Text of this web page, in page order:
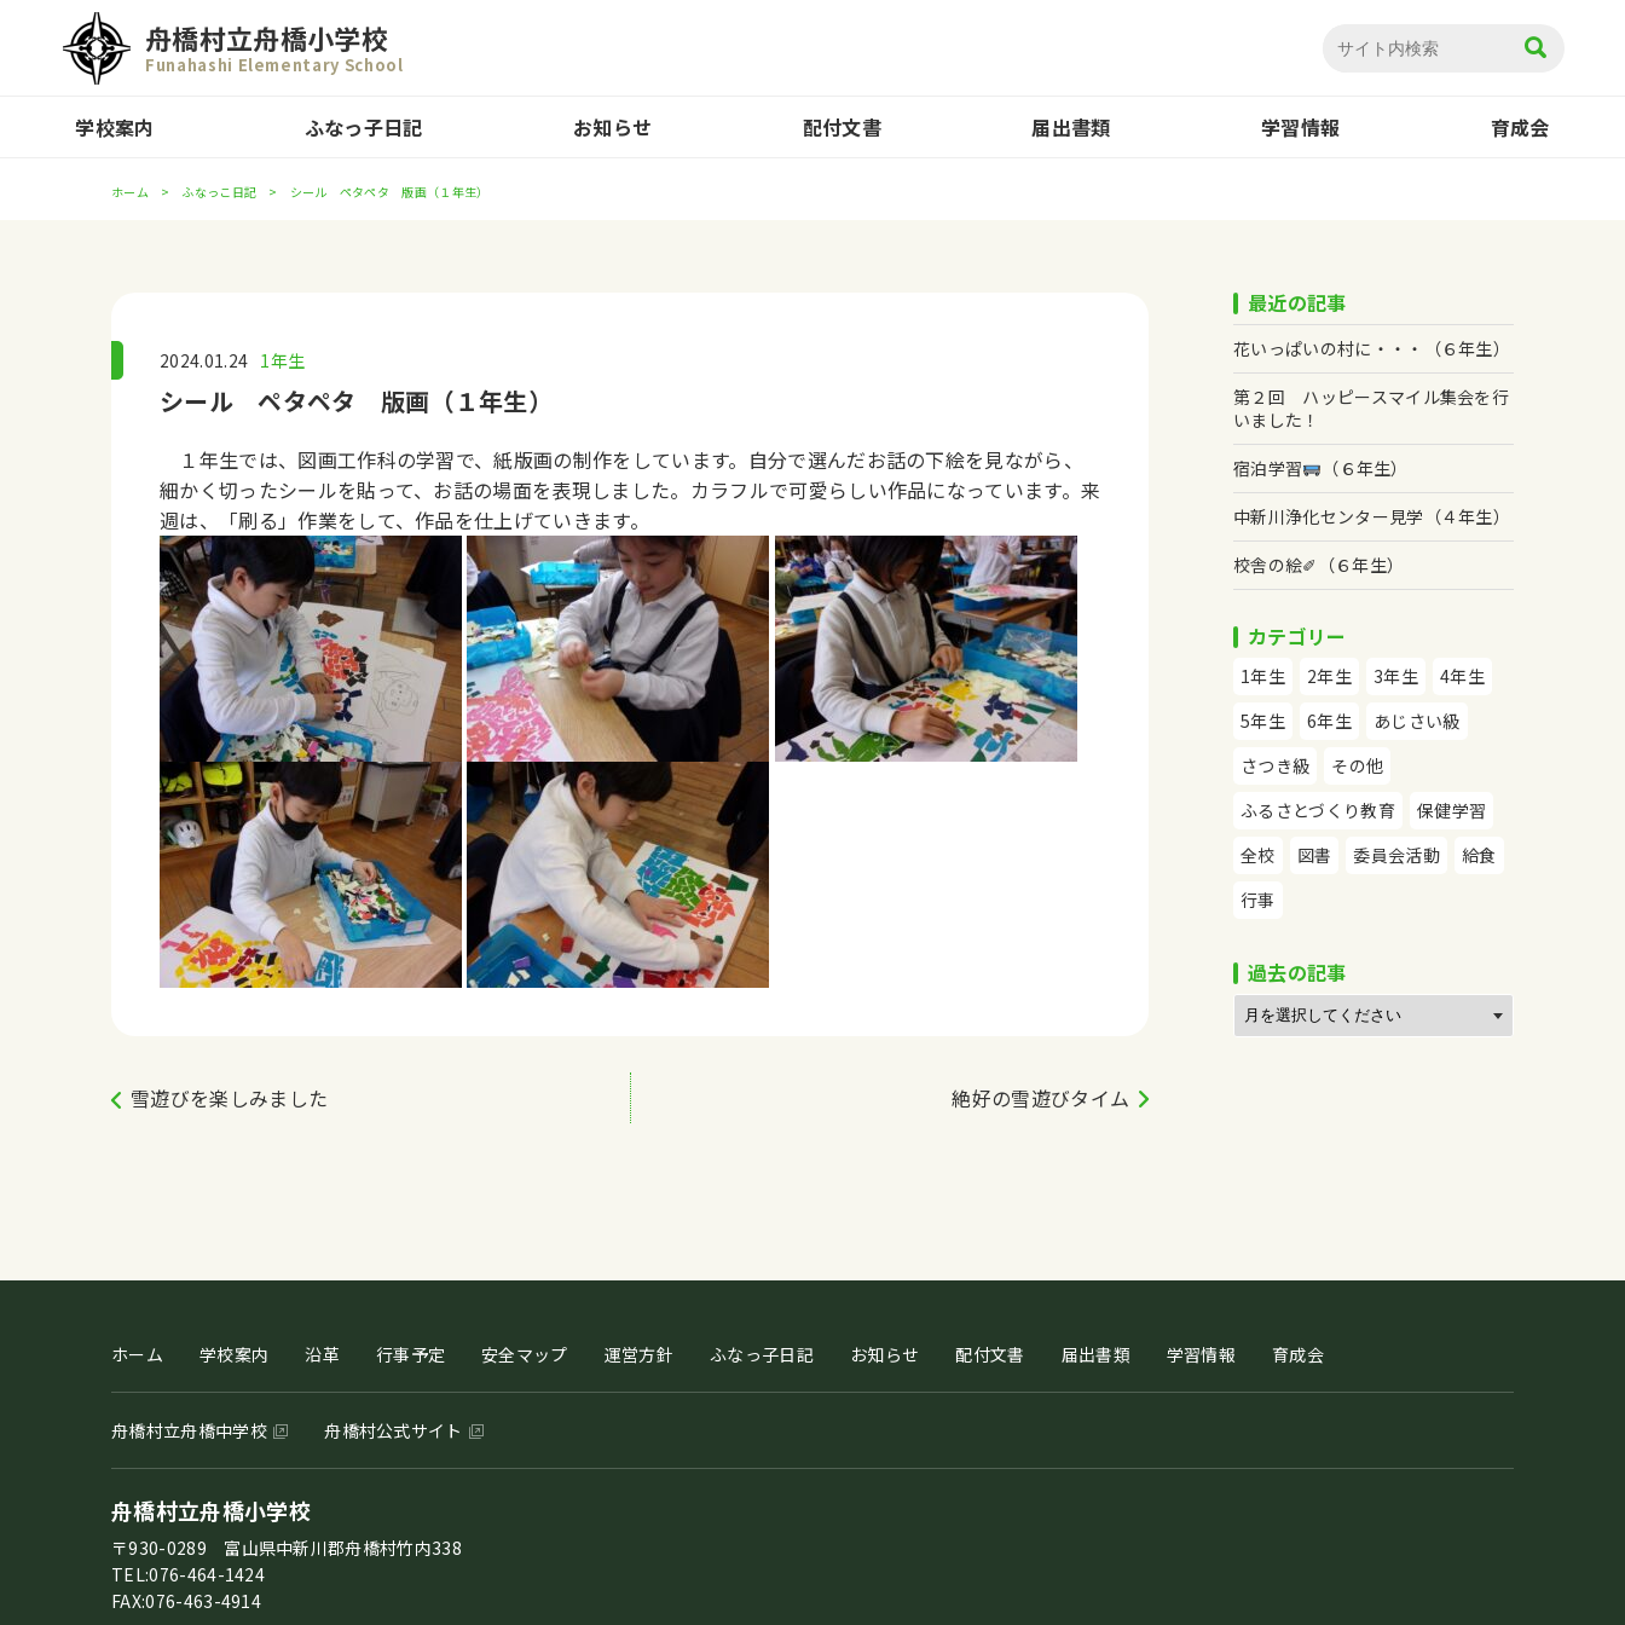
舟橋村立舟橋小学校
Funahashi Elementary School
学校案内 ふなっ子日記 お知らせ 配付文書 届出書類 学習情報 育成会
ホーム ふなっこ日記 シール ペタペタ 版画（１年生）
2024.01.24 1年生
シール ペタペタ 版画（１年生）
１年生では、図画工作科の学習で、紙版画の制作をしています。自分で選んだお話の下絵を見ながら、
細かく切ったシールを貼って、お話の場面を表現しました。カラフルで可愛らしい作品になっています。来
週は、「刷る」作業をして、作品を仕上げていきます。
雪遊びを楽しみました 絶好の雪遊びタイム
最近の記事
花いっぱいの村に・・・（６年生）
第２回 ハッピースマイル集会を行
いました！
宿泊学習
（６年生）
中新川浄化センター見学（４年生）
校舎の絵✐（６年生）
カテゴリー
1年生 2年生 3年生
4年生
5年生
6年生
あじさい級
さつき級
その他
ふるさとづくり教育
保健学習
全校
図書 委員会活動
給食
行事
過去の記事
ホーム 学校案内 沿革 行事予定 安全マップ 運営方針 ふなっ子日記 お知らせ 配付文書 届出書類 学習情報 育成会
舟橋村立舟橋中学校 舟橋村公式サイト
舟橋村立舟橋小学校
〒930-0289 富山県中新川郡舟橋村竹内338
TEL:076-464-1424
FAX:076-463-4914